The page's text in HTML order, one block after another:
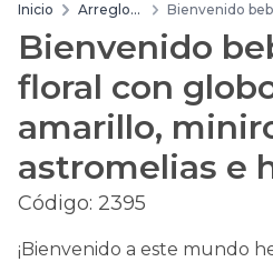
Inicio
Arreglos
Bienvenido
hypericum
Bienvenido
floral con
amarillo,
astromelias e
Código: 2395
¡Bienvenido a este mundo